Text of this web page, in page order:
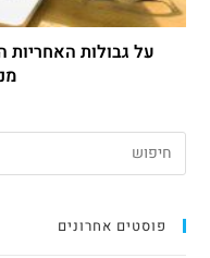
על גבולות
פוסטים אחרונים